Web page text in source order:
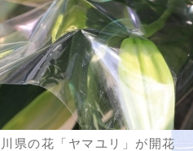
県の花「ヤマユリ」が開花